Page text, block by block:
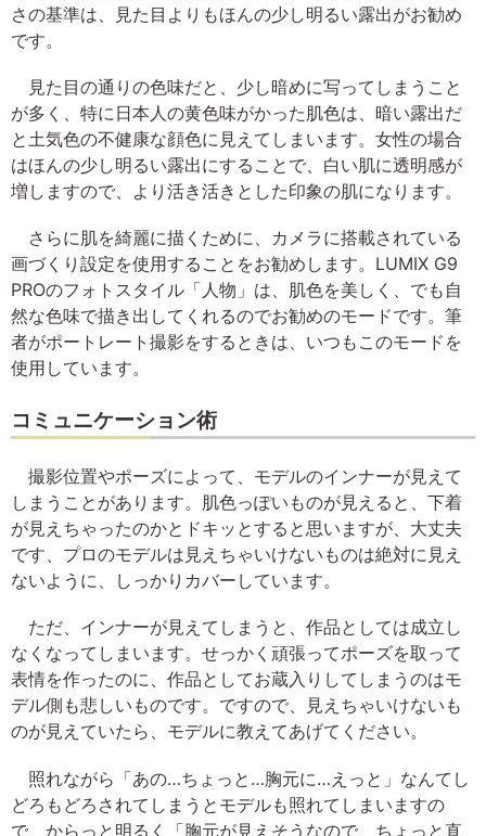
さの基準は、見た目よりもほんの少し明るい露出がお勧め
です。
見た目の通りの色味だと、少し暗めに写ってしまうこと
が多く、特に日本人の黄色味がかった肌色は、暗い露出だ
と土気色の不健康な顔色に見えてしまいます。女性の場合
はほんの少し明るい露出にすることで、白い肌に透明感が
増しますので、より活き活きとした印象の肌になります。
さらに肌を綺麗に描くために、カメラに搭載されている
画づくり設定を使用することをお勧めします。LUMIX G9
PROのフォトスタイル「人物」は、肌色を美しく、でも自
然な色味で描き出してくれるのでお勧めのモードです。筆
者がポートレート撮影をするときは、いつもこのモードを
使用しています。
コミュニケーション術
撮影位置やポーズによって、モデルのインナーが見えて
しまうことがあります。肌色っぽいものが見えると、下着
が見えちゃったのかとドキッとすると思いますが、大丈夫
です、プロのモデルは見えちゃいけないものは絶対に見え
ないように、しっかりカバーしています。
ただ、インナーが見えてしまうと、作品としては成立し
なくなってしまいます。せっかく頑張ってポーズを取って
表情を作ったのに、作品としてお蔵入りしてしまうのはモ
デル側も悲しいものです。ですので、見えちゃいけないも
のが見えていたら、モデルに教えてあげてください。
照れながら「あの…ちょっと…胸元に…えっと」なんてし
どろもどろされてしまうとモデルも照れてしまいますの
で、からっと明るく「胸元が見えそうなので、ちょっと直